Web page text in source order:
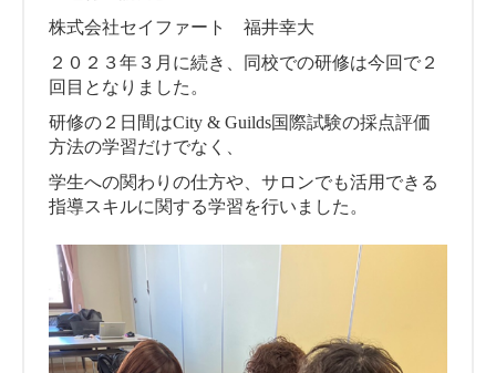
株式会社セイファート 福井幸大
２０２３年３月に続き、同校での研修は今回で２
回目となりました。
研修の２日間はCity & Guilds国際試験の採点評価
方法の学習だけでなく、
学生への関わりの仕方や、サロンでも活用できる
指導スキルに関する学習を行いました。